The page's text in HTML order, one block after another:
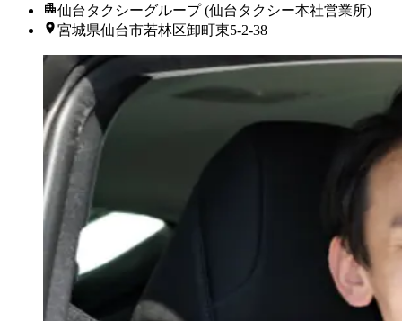
仙台タクシーグループ (仙台タクシー本社営業所)
宮城県仙台市若林区卸町東5-2-38